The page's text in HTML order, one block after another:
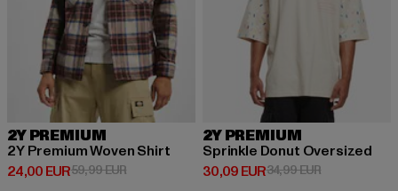
2Y PREMIUM
2Y Premium Woven Shirt
24,00 EUR
Derzeitiger Preis: 24,00 EUR
59,99 EURAktionspreis: 59,99 EUR
2Y PREMIUM
Sprinkle Donut Oversized
30,09 EUR
Derzeitiger Preis: 30,09 EUR
34,99 EURAktionspreis: